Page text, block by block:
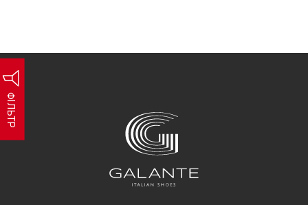
ФІЛЬТР